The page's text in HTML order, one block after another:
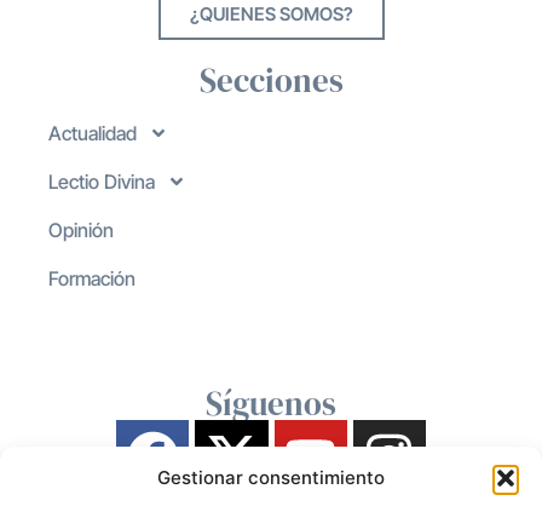
Gestionar consentimiento
¿QUIENES SOMOS?
Secciones
Actualidad
Lectio Divina
Opinión
Formación
Síguenos